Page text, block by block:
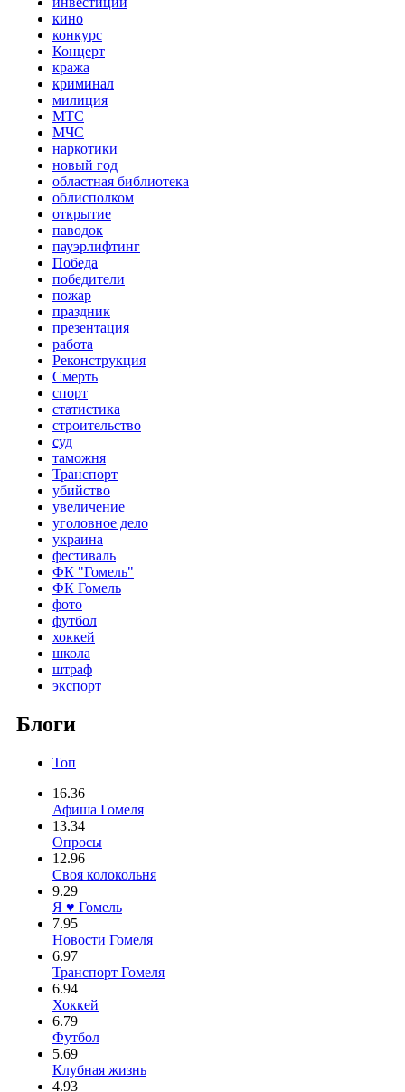
кино
конкурс
Концерт
кража
криминал
милиция
МТС
МЧС
наркотики
новый год
областная библиотека
облисполком
открытие
паводок
пауэрлифтинг
Победа
победители
пожар
праздник
презентация
работа
Реконструкция
Смерть
спорт
статистика
строительство
суд
таможня
Транспорт
убийство
увеличение
уголовное дело
украина
фестиваль
ФК "Гомель"
ФК Гомель
фото
футбол
хоккей
школа
штраф
экспорт
Блоги
Топ
16.36
Афиша Гомеля
13.34
Опросы
12.96
Своя колокольня
9.29
Я ♥ Гомель
7.95
Новости Гомеля
6.97
Транспорт Гомеля
6.94
Хоккей
6.79
Футбол
5.69
Клубная жизнь
4.93